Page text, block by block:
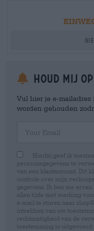
Houd mij
Vul hier je e-mailadres
worden gehouden
Hierbij geef ik
persoonsgegevens te
van een klantaccount. Dit
controle over mijn
gegevens. Ik ben me
allen tijde met werking
e-mail te sturen naar
intrekken van uw
rechtmatigheid van de
toestemming is